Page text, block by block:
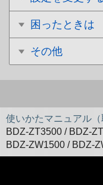
困ったときは
その他
使いかたマニュアル（
BDZ-ZT3500 / BDZ-
BDZ-ZW1500 / BDZ-